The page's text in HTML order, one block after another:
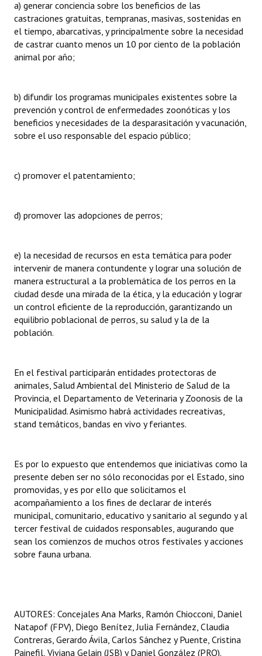
a) generar conciencia sobre los beneficios de las
castraciones gratuitas, tempranas, masivas, sostenidas en
el tiempo, abarcativas, y principalmente sobre la necesidad
de castrar cuanto menos un 10 por ciento de la población
animal por año;
b) difundir los programas municipales existentes sobre la
prevención y control de enfermedades zoonóticas y los
beneficios y necesidades de la desparasitación y vacunación,
sobre el uso responsable del espacio público;
c) promover el patentamiento;
d) promover las adopciones de perros;
e) la necesidad de recursos en esta temática para poder
intervenir de manera contundente y lograr una solución de
manera estructural a la problemática de los perros en la
ciudad desde una mirada de la ética, y la educación y lograr
un control eficiente de la reproducción, garantizando un
equilibrio poblacional de perros, su salud y la de la
población.
En el festival participarán entidades protectoras de
animales, Salud Ambiental del Ministerio de Salud de la
Provincia, el Departamento de Veterinaria y Zoonosis de la
Municipalidad. Asimismo habrá actividades recreativas,
stand temáticos, bandas en vivo y feriantes.
Es por lo expuesto que entendemos que iniciativas como la
presente deben ser no sólo reconocidas por el Estado, sino
promovidas, y es por ello que solicitamos el
acompañamiento a los fines de declarar de interés
municipal, comunitario, educativo y sanitario al segundo y al
tercer festival de cuidados responsables, augurando que
sean los comienzos de muchos otros festivales y acciones
sobre fauna urbana.
AUTORES: Concejales Ana Marks, Ramón Chiocconi, Daniel
Natapof (FPV), Diego Benítez, Julia Fernández, Claudia
Contreras, Gerardo Ávila, Carlos Sánchez y Puente, Cristina
Painefil, Viviana Gelain (JSB) y Daniel González (PRO).